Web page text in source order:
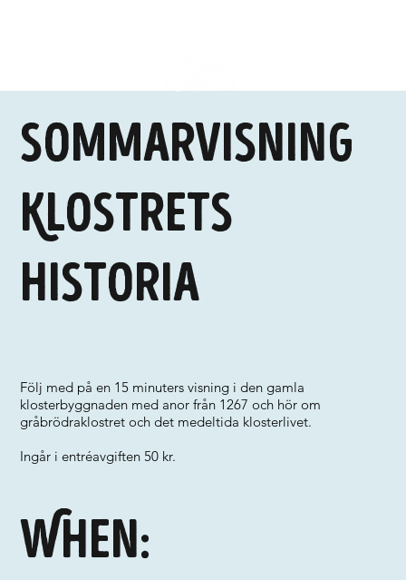
Sommarvisning
Klostrets
historia
Följ med på en 15 minuters visning i den gamla
klosterbyggnaden med anor från 1267 och hör om
gråbrödraklostret och det medeltida klosterlivet.
Ingår i entréavgiften 50 kr.
When: